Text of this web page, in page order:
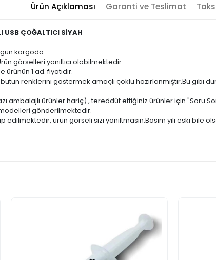
Ürün Açıklaması Garanti ve Teslimat
USB ÇOĞALTICI SİYAH
kargoda.
görselleri yanıltıcı olabilmektedir.
1 ad. fiyatıdır.
bütün renklerini göstermek amaçlı çoklu hazırlanmıştır.Bu
ambalajlı ürünler hariç) , tereddüt ettiğiniz ürünler için "Soru
gönderilmektedir.
ürün görseli sizi yanıltmasın.Basım yılı eski